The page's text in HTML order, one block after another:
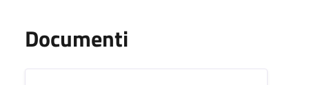
Documenti